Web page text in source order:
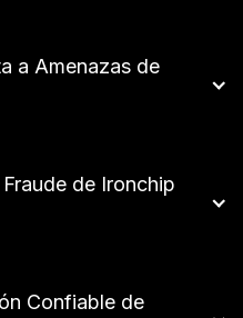
a Amenazas de
de Ironchip
Confiable de